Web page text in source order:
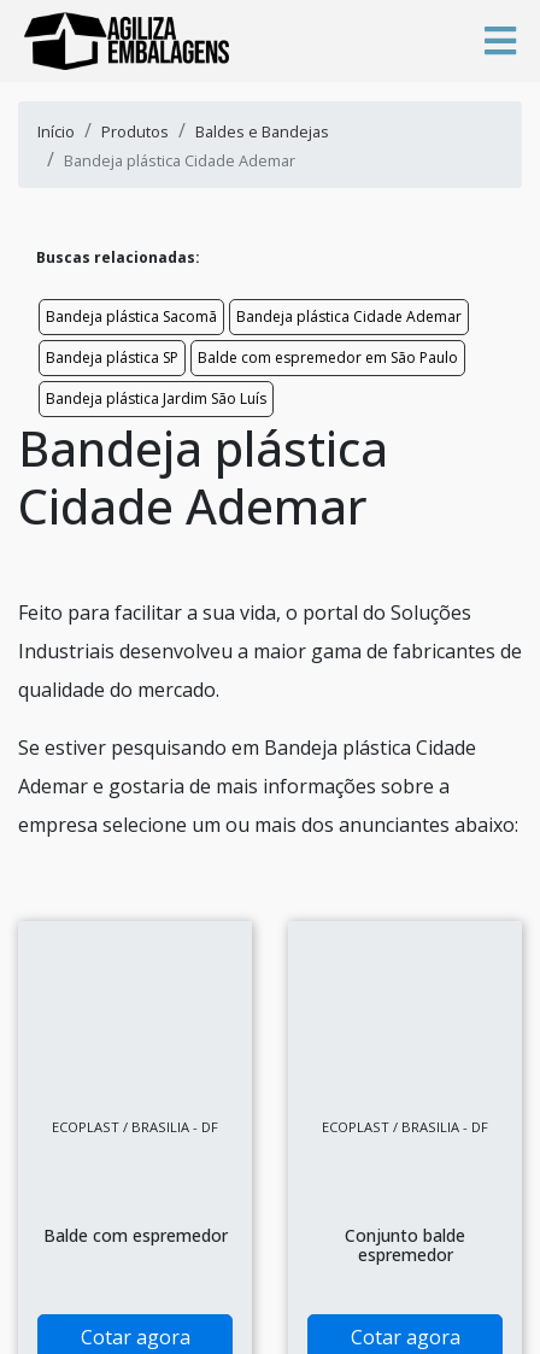
Início Produtos
Baldes e Bandejas
Bandeja plástica Cidade Ademar
Buscas relacionadas:
Bandeja plástica Sacomã
Bandeja plástica Cidade Ademar
Bandeja plástica SP
Balde com espremedor em São Paulo
Bandeja plástica Jardim São Luís
Bandeja plástica
Cidade Ademar
Feito para facilitar a sua vida, o portal do Soluções
Industriais desenvolveu a maior gama de fabricantes de
qualidade do mercado.
Se estiver pesquisando em Bandeja plástica Cidade
Ademar e gostaria de mais informações sobre a
empresa selecione um ou mais dos anunciantes abaixo:
ECOPLAST / BRASILIA - DF
Balde com espremedor
Cotar agora
ECOPLAST / BRASILIA - DF
Conjunto balde
espremedor
Cotar agora